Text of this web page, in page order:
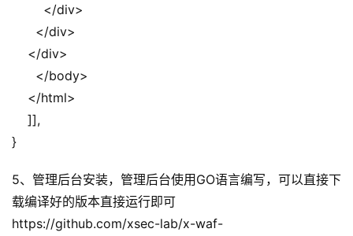
</div>
</div>
</div>
</body>
</html>
]],
}
5、管理后台安装，管理后台使用GO语言编写，可以直接下
载编译好的版本直接运行即可
https://github.com/xsec-lab/x-waf-